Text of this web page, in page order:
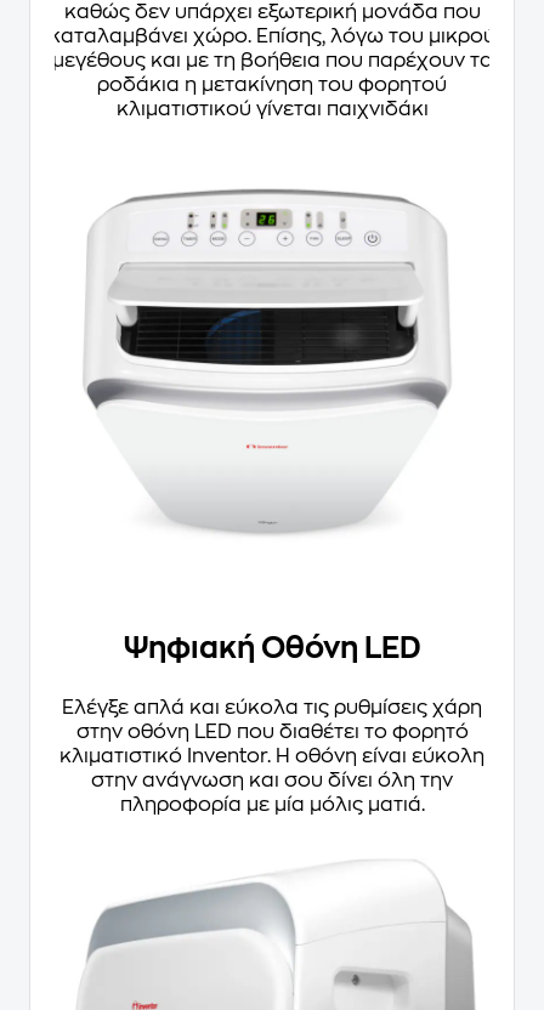
καθώς δεν υπάρχει εξωτερική μονάδα που
καταλαμβάνει χώρο. Επίσης, λόγω του μικρού
μεγέθους και με τη βοήθεια που παρέχουν τα
ροδάκια η μετακίνηση του φορητού
κλιματιστικού γίνεται παιχνιδάκι
Ψηφιακή Οθόνη LED
Ελέγξε απλά και εύκολα τις ρυθμίσεις χάρη
στην οθόνη LED που διαθέτει το φορητό
κλιματιστικό Inventor. Η οθόνη είναι εύκολη
στην ανάγνωση και σου δίνει όλη την
πληροφορία με μία μόλις ματιά.